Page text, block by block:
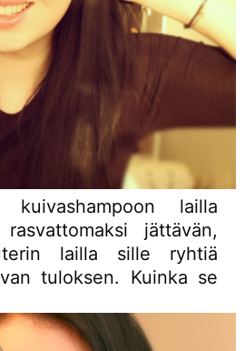
lailla
jättävän,
lailla sille ryhtiä
tuloksen. Kuinka se